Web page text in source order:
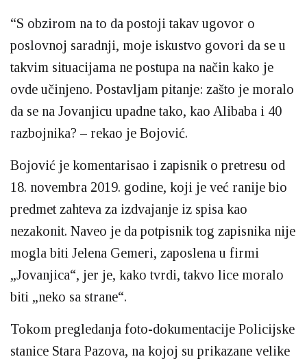
“S obzirom na to da postoji takav ugovor o
poslovnoj saradnji, moje iskustvo govori da se u
takvim situacijama ne postupa na način kako je
ovde učinjeno. Postavljam pitanje: zašto je moralo
da se na Jovanjicu upadne tako, kao Alibaba i 40
razbojnika? – rekao je Bojović.
Bojović je komentarisao i zapisnik o pretresu od
18. novembra 2019. godine, koji je već ranije bio
predmet zahteva za izdvajanje iz spisa kao
nezakonit. Naveo je da potpisnik tog zapisnika nije
mogla biti Jelena Gemeri, zaposlena u firmi
„Jovanjica“, jer je, kako tvrdi, takvo lice moralo
biti „neko sa strane“.
Tokom pregledanja foto-dokumentacije Policijske
stanice Stara Pazova, na kojoj su prikazane velike